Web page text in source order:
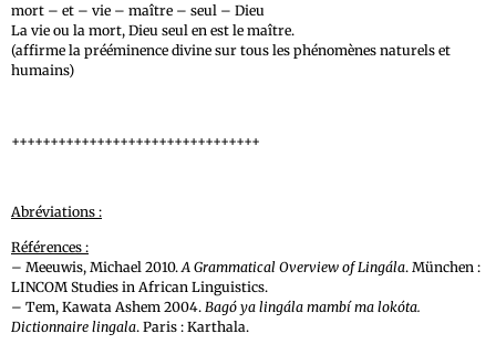
mort – et – vie – maître – seul – Dieu
La vie ou la mort, Dieu seul en est le maître.
(affirme la prééminence divine sur tous les phénomènes naturels et
humains)
++++++++++++++++++++++++++++++++
Abréviations :
Références :
– Meeuwis, Michael 2010. A Grammatical Overview of Lingála. München :
LINCOM Studies in African Linguistics.
– Tem, Kawata Ashem 2004. Bagó ya lingála mambí ma lokóta.
Dictionnaire lingala. Paris : Karthala.